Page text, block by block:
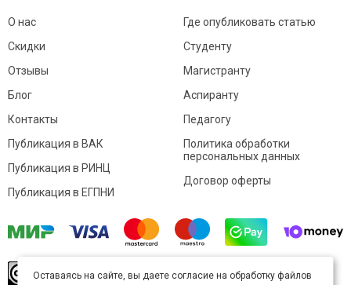
О нас
Скидки
Отзывы
Блог
Контакты
Где опубликовать статью
Студенту
Магистранту
Аспиранту
Педагогу
Публикация в ВАК
Публикация в РИНЦ
Публикация в ЕГПНИ
Политика обработки
персональных данных
Договор оферты
произведение доступно полицензии Creative
Оставаясь на сайте, вы даете согласие на обработку файлов